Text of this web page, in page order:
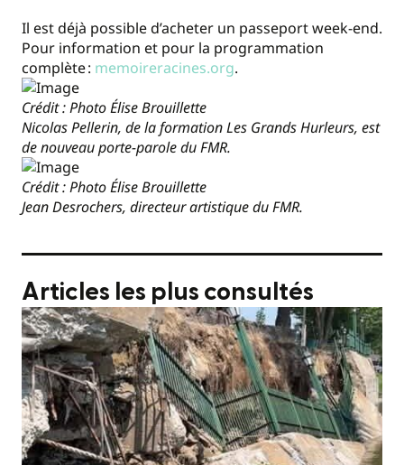
Il est déjà possible d’acheter un passeport week-end.
Pour information et pour la programmation
complète : memoireracines.org.
Crédit : Photo Élise Brouillette
Nicolas Pellerin, de la formation Les Grands Hurleurs, est
de nouveau porte-parole du FMR.
Crédit : Photo Élise Brouillette
Jean Desrochers, directeur artistique du FMR.
Articles les plus consultés